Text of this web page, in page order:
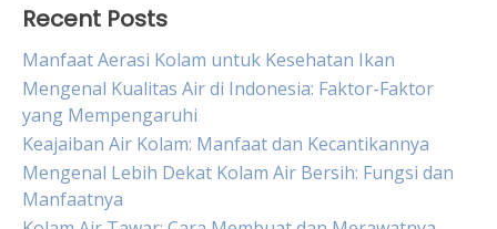
Recent Posts
Manfaat Aerasi Kolam untuk Kesehatan Ikan
Mengenal Kualitas Air di Indonesia: Faktor-Faktor
yang Mempengaruhi
Keajaiban Air Kolam: Manfaat dan Kecantikannya
Mengenal Lebih Dekat Kolam Air Bersih: Fungsi dan
Manfaatnya